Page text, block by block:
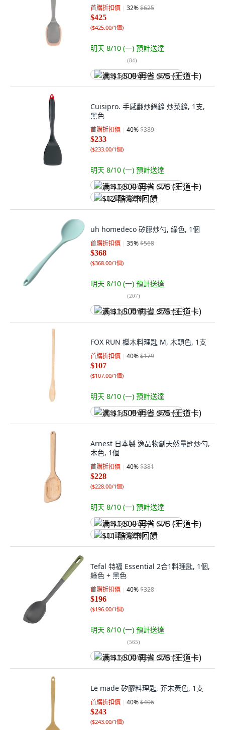
首購折扣價 32%$625
$425
($425.00/1個)
明天 8/10 (一) 預計送達
(84)
满 $1,500 再省 $75 (王道卡)
Cuisipro. 手感翻炒鍋鏟 炒菜鏟, 1支,
黑色
首購折扣價 40%$389
$233
($233.00/1個)
明天 8/10 (一) 預計送達
满 $1,500 再省 $75 (王道卡)
$12 酷澎幣回饋
uh homedeco 矽膠炒勺, 綠色, 1個
首購折扣價 35%$568
$368
($368.00/1個)
明天 8/10 (一) 預計送達
(207)
满 $1,500 再省 $75 (王道卡)
FOX RUN 櫸木料理匙 M, 木頭色, 1支
首購折扣價 40%$179
$107
($107.00/1個)
明天 8/10 (一) 預計送達
满 $1,500 再省 $75 (王道卡)
Arnest 日本製 逸品物創天然量匙炒勺,
木色, 1個
首購折扣價 40%$381
$228
($228.00/1個)
明天 8/10 (一) 預計送達
满 $1,500 再省 $75 (王道卡)
$11 酷澎幣回饋
Tefal 特福 Essential 2合1料理匙, 1個,
綠色 + 黑色
首購折扣價 40%$328
$196
($196.00/1個)
明天 8/10 (一) 預計送達
(565)
满 $1,500 再省 $75 (王道卡)
Le made 矽膠料理匙, 芥末黃色, 1支
首購折扣價 40%$406
$243
($243.00/1個)